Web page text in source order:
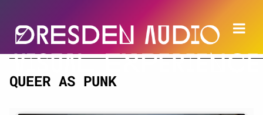
QUEER AS PUNK